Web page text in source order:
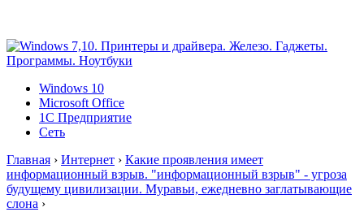
Windows 10
Microsoft Office
1C Предприятие
Сеть
Главная › Интернет › Какие проявления имеет
информационный взрыв. "информационный взрыв" - угроза
будущему цивилизации. Муравьи, ежедневно заглатывающие
слона ›